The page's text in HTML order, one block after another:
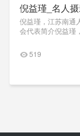
倪益瑾_名人
倪益瑾，江苏南通
会代表简介倪益瑾
519